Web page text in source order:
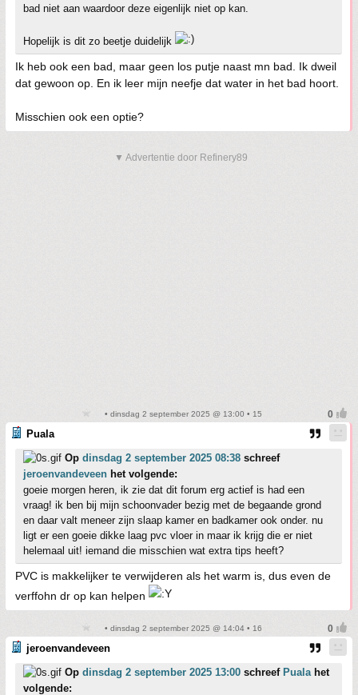
bad niet aan waardoor deze eigenlijk niet op kan.
Hopelijk is dit zo beetje duidelijk
Ik heb ook een bad, maar geen los putje naast mn bad. Ik dweil
dat gewoon op. En ik leer mijn neefje dat water in het bad hoort.
Misschien ook een optie?
▼ Advertentie door Refinery89
• dinsdag 2 september 2025 @ 13:00 • 15
Puala
Op dinsdag 2 september 2025 08:38 schreef
jeroenvandeveen het volgende:
goeie morgen heren, ik zie dat dit forum erg actief is had een
vraag! ik ben bij mijn schoonvader bezig met de begaande grond
en daar valt meneer zijn slaap kamer en badkamer ook onder. nu
ligt er een goeie dikke laag pvc vloer in maar ik krijg die er niet
helemaal uit! iemand die misschien wat extra tips heeft?
PVC is makkelijker te verwijderen als het warm is, dus even de
verffohn dr op kan helpen
• dinsdag 2 september 2025 @ 14:04 • 16
jeroenvandeveen
Op dinsdag 2 september 2025 13:00 schreef Puala het
volgende: